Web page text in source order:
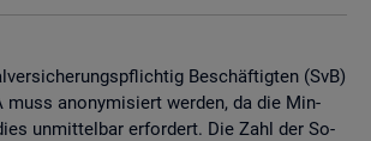
Be­schäf­tig­ten (SvB)
muss an­ony­mi­siert wer­den, da die Min­
un­mit­tel­bar er­for­dert. Die Zahl der So­